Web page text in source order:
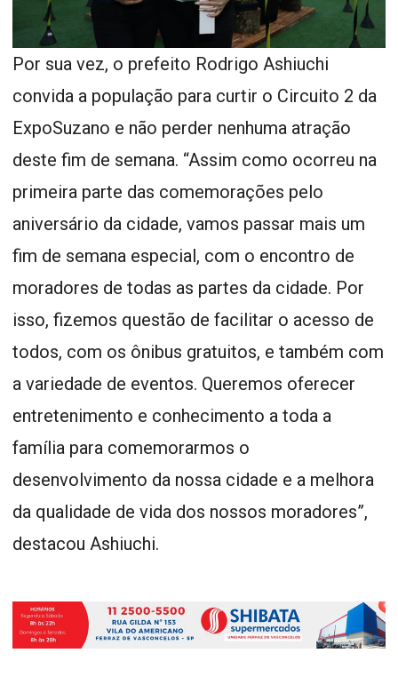
Por sua vez, o prefeito Rodrigo Ashiuchi
convida a população para curtir o Circuito 2 da
ExpoSuzano e não perder nenhuma atração
deste fim de semana. “Assim como ocorreu na
primeira parte das comemorações pelo
aniversário da cidade, vamos passar mais um
fim de semana especial, com o encontro de
moradores de todas as partes da cidade. Por
isso, fizemos questão de facilitar o acesso de
todos, com os ônibus gratuitos, e também com
a variedade de eventos. Queremos oferecer
entretenimento e conhecimento a toda a
família para comemorarmos o
desenvolvimento da nossa cidade e a melhora
da qualidade de vida dos nossos moradores”,
destacou Ashiuchi.